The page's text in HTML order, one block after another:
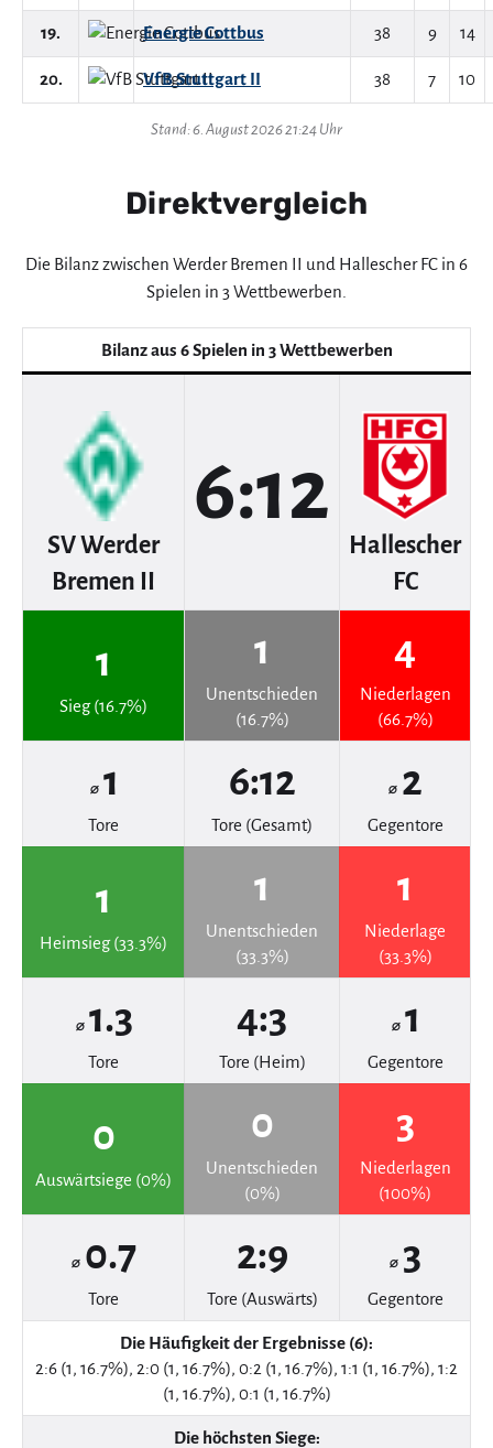
19. Energie Cottbus 38 9 14
20. VfB Stuttgart II 38 7 10
Stand: 6. August 2026 21:24 Uhr
Direktvergleich
Die Bilanz zwischen Werder Bremen II und Hallescher FC in 6
Spielen in 3 Wettbewerben.
Bilanz aus 6 Spielen in 3 Wettbewerben
SV Werder
Bremen II
6:12
Hallescher
FC
1
Sieg (16.7%)
1
Unentschieden
(16.7%)
4
Niederlagen
(66.7%)
⌀ 1
Tore
6:12
Tore (Gesamt)
⌀ 2
Gegentore
1
Heimsieg (33.3%)
1
Unentschieden
(33.3%)
1
Niederlage
(33.3%)
⌀ 1.3
Tore
4:3
Tore (Heim)
⌀ 1
Gegentore
0
Auswärtsiege (0%)
0
Unentschieden
(0%)
3
Niederlagen
(100%)
⌀ 0.7
Tore
2:9
Tore (Auswärts)
⌀ 3
Gegentore
Die Häufigkeit der Ergebnisse (6):
2:6 (1, 16.7%), 2:0 (1, 16.7%), 0:2 (1, 16.7%), 1:1 (1, 16.7%), 1:2
(1, 16.7%), 0:1 (1, 16.7%)
Die höchsten Siege: